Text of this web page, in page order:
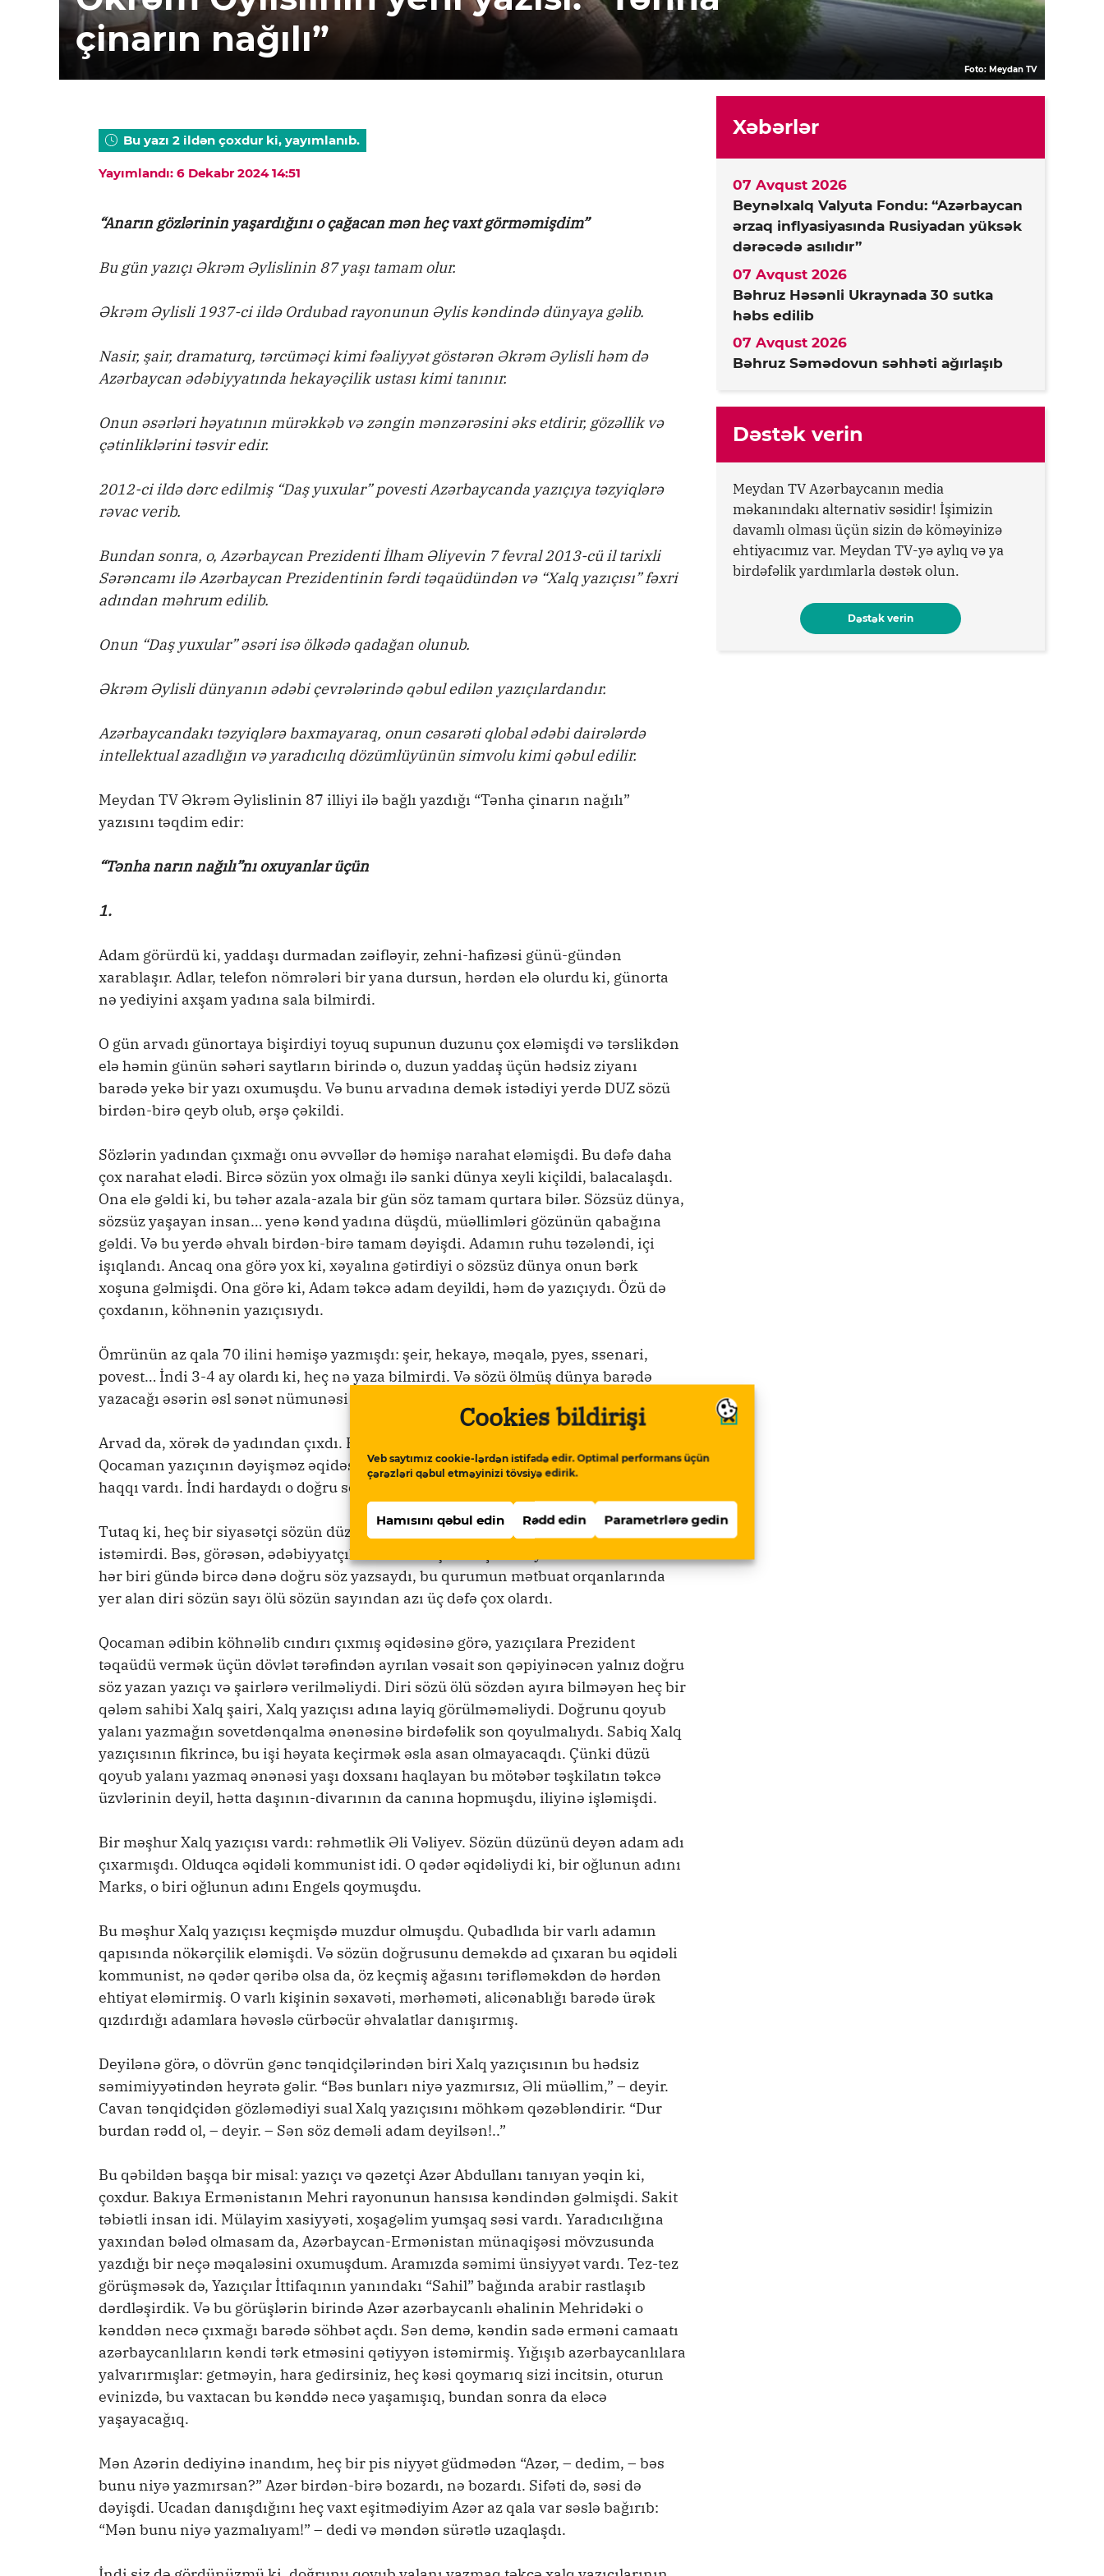
Cookies bildirişi
Veb saytımız cookie-lərdən istifadə edir. Optimal performans üçün
çərəzləri qəbul etməyinizi tövsiyə edirik.
Hamısını qəbul edin Rədd edin Parametrlərə gedin
çinarın nağılı”
Foto: Meydan TV
Bu yazı 2 ildən çoxdur ki, yayımlanıb.
Yayımlandı: 6 Dekabr 2024 14:51
“Anarın gözlərinin yaşardığını o çağacan mən heç vaxt görməmişdim”
Bu gün yazıçı Əkrəm Əylislinin 87 yaşı tamam olur.
Əkrəm Əylisli 1937-ci ildə Ordubad rayonunun Əylis kəndində dünyaya gəlib.
Nasir, şair, dramaturq, tərcüməçi kimi fəaliyyət göstərən Əkrəm Əylisli həm də
Azərbaycan ədəbiyyatında hekayəçilik ustası kimi tanınır.
Onun əsərləri həyatının mürəkkəb və zəngin mənzərəsini əks etdirir, gözəllik və
çətinliklərini təsvir edir.
2012-ci ildə dərc edilmiş “Daş yuxular” povesti Azərbaycanda yazıçıya təzyiqlərə
rəvac verib.
Bundan sonra, o, Azərbaycan Prezidenti İlham Əliyevin 7 fevral 2013-cü il tarixli
Sərəncamı ilə Azərbaycan Prezidentinin fərdi təqaüdündən və “Xalq yazıçısı” fəxri
adından məhrum edilib.
Onun “Daş yuxular” əsəri isə ölkədə qadağan olunub.
Əkrəm Əylisli dünyanın ədəbi çevrələrində qəbul edilən yazıçılardandır.
Azərbaycandakı təzyiqlərə baxmayaraq, onun cəsarəti qlobal ədəbi dairələrdə
intellektual azadlığın və yaradıcılıq dözümlüyünün simvolu kimi qəbul edilir.
Meydan TV Əkrəm Əylislinin 87 illiyi ilə bağlı yazdığı “Tənha çinarın nağılı”
yazısını təqdim edir:
“Tənha narın nağılı”nı oxuyanlar üçün
1.
Adam görürdü ki, yaddaşı durmadan zəifləyir, zehni-hafizəsi günü-gündən
xarablaşır. Adlar, telefon nömrələri bir yana dursun, hərdən elə olurdu ki, günorta
nə yediyini axşam yadına sala bilmirdi.
O gün arvadı günortaya bişirdiyi toyuq supunun duzunu çox eləmişdi və tərslikdən
elə həmin günün səhəri saytların birində o, duzun yaddaş üçün hədsiz ziyanı
barədə yekə bir yazı oxumuşdu. Və bunu arvadına demək istədiyi yerdə DUZ sözü
birdən-birə qeyb olub, ərşə çəkildi.
Sözlərin yadından çıxmağı onu əvvəllər də həmişə narahat eləmişdi. Bu dəfə daha
çox narahat elədi. Bircə sözün yox olmağı ilə sanki dünya xeyli kiçildi, balacalaşdı.
Ona elə gəldi ki, bu təhər azala-azala bir gün söz tamam qurtara bilər. Sözsüz dünya,
sözsüz yaşayan insan… yenə kənd yadına düşdü, müəllimləri gözünün qabağına
gəldi. Və bu yerdə əhvalı birdən-birə tamam dəyişdi. Adamın ruhu təzələndi, içi
işıqlandı. Ancaq ona görə yox ki, xəyalına gətirdiyi o sözsüz dünya onun bərk
xoşuna gəlmişdi. Ona görə ki, Adam təkcə adam deyildi, həm də yazıçıydı. Özü də
çoxdanın, köhnənin yazıçısıydı.
Ömrünün az qala 70 ilini həmişə yazmışdı: şeir, hekayə, məqalə, pyes, ssenari,
povest… İndi 3-4 ay olardı ki, heç nə yaza bilmirdi. Və sözü ölmüş dünya barədə
yazacağı əsərin əsl sənət nümunəsi olacağına artıq özünü inandıra bilmişdi.
Arvad da, xörək də yadından çıxdı. Fikirləşdi ki, bəlkə söz doğrudan da ölüb.
Qocaman yazıçının dəyişməz əqidəsinə görə, diri söz sayılmağa yalnız doğru sözün
haqqı vardı. İndi hardaydı o doğru söz, onu deyən kim idi, yazan kim idi…
Tutaq ki, heç bir siyasətçi sözün düzünü deyib, siyasətin ləzzətini qaçırmaq
istəmirdi. Bəs, görəsən, ədəbiyyatçılara nə olmuşdu? Üç minə yaxın AYB üzvünün
hər biri gündə bircə dənə doğru söz yazsaydı, bu qurumun mətbuat orqanlarında
yer alan diri sözün sayı ölü sözün sayından azı üç dəfə çox olardı.
Qocaman ədibin köhnəlib cındırı çıxmış əqidəsinə görə, yazıçılara Prezident
təqaüdü vermək üçün dövlət tərəfindən ayrılan vəsait son qəpiyinəcən yalnız doğru
söz yazan yazıçı və şairlərə verilməliydi. Diri sözü ölü sözdən ayıra bilməyən heç bir
qələm sahibi Xalq şairi, Xalq yazıçısı adına layiq görülməməliydi. Doğrunu qoyub
yalanı yazmağın sovetdənqalma ənənəsinə birdəfəlik son qoyulmalıydı. Sabiq Xalq
yazıçısının fikrincə, bu işi həyata keçirmək əsla asan olmayacaqdı. Çünki düzü
qoyub yalanı yazmaq ənənəsi yaşı doxsanı haqlayan bu mötəbər təşkilatın təkcə
üzvlərinin deyil, hətta daşının-divarının da canına hopmuşdu, iliyinə işləmişdi.
Bir məşhur Xalq yazıçısı vardı: rəhmətlik Əli Vəliyev. Sözün düzünü deyən adam adı
çıxarmışdı. Olduqca əqidəli kommunist idi. O qədər əqidəliydi ki, bir oğlunun adını
Marks, o biri oğlunun adını Engels qoymuşdu.
Bu məşhur Xalq yazıçısı keçmişdə muzdur olmuşdu. Qubadlıda bir varlı adamın
qapısında nökərçilik eləmişdi. Və sözün doğrusunu deməkdə ad çıxaran bu əqidəli
kommunist, nə qədər qəribə olsa da, öz keçmiş ağasını tərifləməkdən də hərdən
ehtiyat eləmirmiş. O varlı kişinin səxavəti, mərhəməti, alicənablığı barədə ürək
qızdırdığı adamlara həvəslə cürbəcür əhvalatlar danışırmış.
Deyilənə görə, o dövrün gənc tənqidçilərindən biri Xalq yazıçısının bu hədsiz
səmimiyyətindən heyrətə gəlir. “Bəs bunları niyə yazmırsız, Əli müəllim,” – deyir.
Cavan tənqidçidən gözləmədiyi sual Xalq yazıçısını möhkəm qəzəbləndirir. “Dur
burdan rədd ol, – deyir. – Sən söz deməli adam deyilsən!..”
Bu qəbildən başqa bir misal: yazıçı və qəzetçi Azər Abdullanı tanıyan yəqin ki,
çoxdur. Bakıya Ermənistanın Mehri rayonunun hansısa kəndindən gəlmişdi. Sakit
təbiətli insan idi. Mülayim xasiyyəti, xoşagəlim yumşaq səsi vardı. Yaradıcılığına
yaxından bələd olmasam da, Azərbaycan-Ermənistan münaqişəsi mövzusunda
yazdığı bir neçə məqaləsini oxumuşdum. Aramızda səmimi ünsiyyət vardı. Tez-tez
görüşməsək də, Yazıçılar İttifaqının yanındakı “Sahil” bağında arabir rastlaşıb
dərdləşirdik. Və bu görüşlərin birində Azər azərbaycanlı əhalinin Mehridəki o
kənddən necə çıxmağı barədə söhbət açdı. Sən demə, kəndin sadə erməni camaatı
azərbaycanlıların kəndi tərk etməsini qətiyyən istəmirmiş. Yığışıb azərbaycanlılara
yalvarırmışlar: getməyin, hara gedirsiniz, heç kəsi qoymarıq sizi incitsin, oturun
evinizdə, bu vaxtacan bu kənddə necə yaşamışıq, bundan sonra da eləcə
yaşayacağıq.
Mən Azərin dediyinə inandım, heç bir pis niyyət güdmədən “Azər, – dedim, – bəs
bunu niyə yazmırsan?” Azər birdən-birə bozardı, nə bozardı. Sifəti də, səsi də
dəyişdi. Ucadan danışdığını heç vaxt eşitmədiyim Azər az qala var səslə bağırıb:
“Mən bunu niyə yazmalıyam!” – dedi və məndən sürətlə uzaqlaşdı.
Xəbərlər
Beynəlxalq Valyuta Fondu: “Azərbaycan
ərzaq inflyasiyasında Rusiyadan yüksək
dərəcədə asılıdır”
07 Avqust 2026
Bəhruz Həsənli Ukraynada 30 sutka
həbs edilib
07 Avqust 2026
Bəhruz Səmədovun səhhəti ağırlaşıb
07 Avqust 2026
Dəstək verin
Meydan TV Azərbaycanın media
məkanındakı alternativ səsidir! İşimizin
davamlı olması üçün sizin də köməyinizə
ehtiyacımız var. Meydan TV-yə aylıq və ya
birdəfəlik yardımlarla dəstək olun.
Dəstək verin